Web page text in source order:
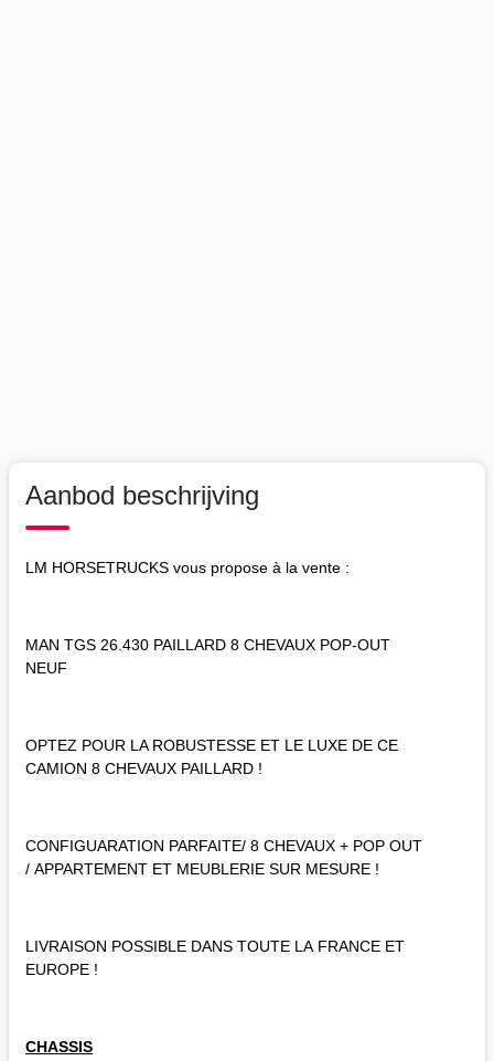
Aanbod beschrijving
LM HORSETRUCKS vous propose à la vente :
MAN TGS 26.430 PAILLARD 8 CHEVAUX POP-OUT
NEUF
OPTEZ POUR LA ROBUSTESSE ET LE LUXE DE CE
CAMION 8 CHEVAUX PAILLARD !
CONFIGUARATION PARFAITE/ 8 CHEVAUX + POP OUT
/ APPARTEMENT ET MEUBLERIE SUR MESURE !
LIVRAISON POSSIBLE DANS TOUTE LA FRANCE ET
EUROPE !
CHASSIS